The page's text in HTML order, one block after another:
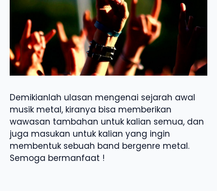
Demikianlah ulasan mengenai sejarah awal
musik metal, kiranya bisa memberikan
wawasan tambahan untuk kalian semua, dan
juga masukan untuk kalian yang ingin
membentuk sebuah band bergenre metal.
Semoga bermanfaat !